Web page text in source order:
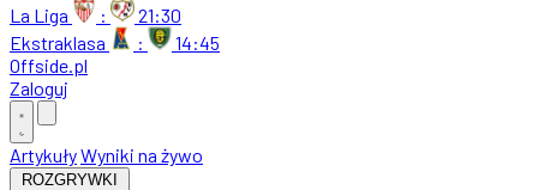
La Liga
:
21:30
Ekstraklasa
:
14:45
Offside.pl
Zaloguj
ArtykułyWyniki na żywo
ROZGRYWKI